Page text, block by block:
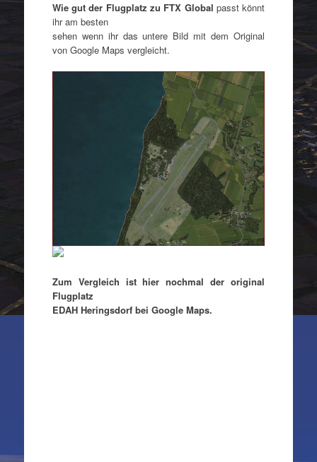
Wie gut der Flugplatz zu FTX Global passt könnt
ihr am besten
sehen wenn ihr das untere Bild mit dem Original
von Google Maps vergleicht.
Zum Vergleich ist hier nochmal der original
Flugplatz
EDAH Heringsdorf bei Google Maps.